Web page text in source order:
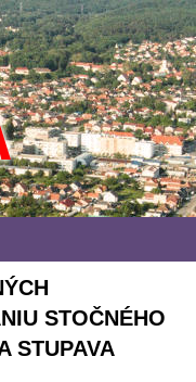
STOČNÉHO
STUPAVA